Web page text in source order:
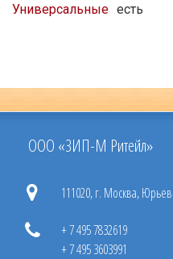
Универсальные есть
ООО «ЗИП-М Ритейл»
111020, г. Москва,
+ 7 495 7832619
+ 7 495 3603991